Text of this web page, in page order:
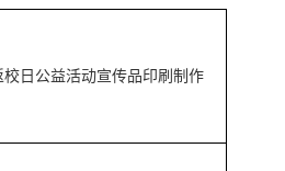
日公益活动宣传品印刷制作